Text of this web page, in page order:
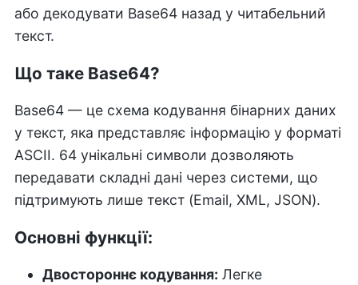
або декодувати Base64 назад у читабельний
текст.
Що таке Base64?
Base64 — це схема кодування бінарних даних
у текст, яка представляє інформацію у форматі
ASCII. 64 унікальні символи дозволяють
передавати складні дані через системи, що
підтримують лише текст (Email, XML, JSON).
Основні функції:
Двостороннє кодування: Легке